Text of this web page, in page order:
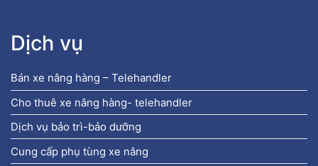
Dịch vụ
Bán xe nâng hàng – Telehandler
Cho thuê xe nâng hàng- telehandler
Dịch vụ bảo trì-bảo dưỡng
Cung cấp phụ tùng xe nâng